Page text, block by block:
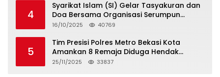
4
Syarikat Islam (SI) Gelar Tasyakuran dan
Doa Bersama Organisasi Serumpun
Syarikat Islam Doa
16/10/2025 40769
5
Tim Presisi Polres Metro Bekasi Kota
Amankan 8 Remaja Diduga Hendak
Tawuran
25/11/2025 33837